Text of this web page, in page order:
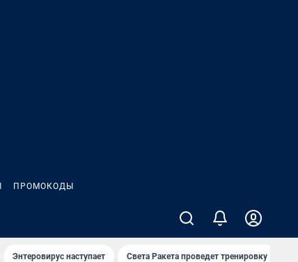
ПРОМОКОДЫ
Энтеровирус наступает Света Ракета проведет тренировку